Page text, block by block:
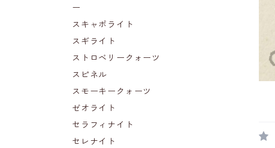
ー
スキャポライト
スギライト
ストロベリークォーツ
スピネル
スモーキークォーツ
ゼオライト
セラフィナイト
セレナイト